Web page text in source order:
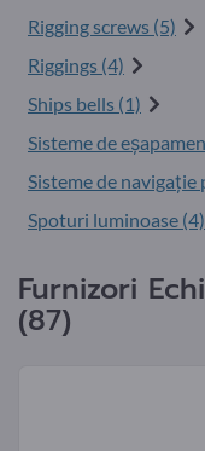
Rigging screws (5)
Riggings (4)
Ships bells (1)
Sisteme de
Sisteme de navigaţie
Spoturi luminoase (4)
Furnizori
(87)